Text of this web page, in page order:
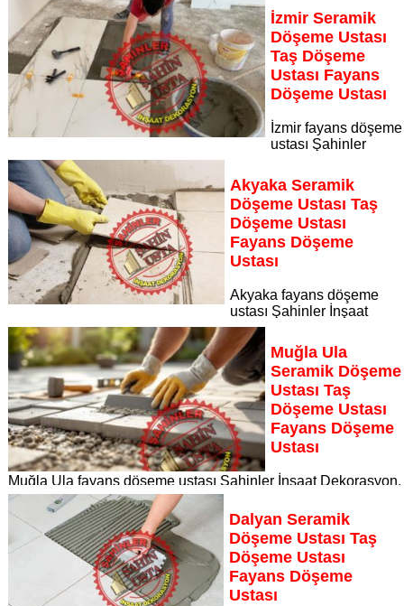
kadrosuyla Muğla bölgesine özel hizmet sunuyor Muğla
seramik döşeme ustası taş döşeme ustası fayans döşeme
ustası
Sayfaya Git
İzmir Seramik
Döşeme Ustası
Taş Döşeme
Ustası Fayans
Döşeme Ustası
İzmir fayans döşeme
ustası Şahinler
İnşaat Dekorasyon, zeminlerinizi sanat eseri gibi işleyen
uzman kadrosuyla İzmir bölgesine özel hizmet sunuyor İzmir
seramik döşeme ustası taş döşeme ustası fayans döşeme
ustası
Sayfaya Git
Akyaka Seramik
Döşeme Ustası Taş
Döşeme Ustası
Fayans Döşeme
Ustası
Akyaka fayans döşeme
ustası Şahinler İnşaat
Dekorasyon, zeminlerinizi sanat eseri gibi işleyen uzman
kadrosuyla Akyaka bölgesine özel hizmet sunuyor Akyaka
seramik döşeme ustası taş döşeme ustası fayans döşeme
ustası
Sayfaya Git
Muğla Ula
Seramik Döşeme
Ustası Taş
Döşeme Ustası
Fayans Döşeme
Ustası
Muğla Ula fayans döşeme ustası Şahinler İnşaat Dekorasyon,
zeminlerinizi sanat eseri gibi işleyen uzman kadrosuyla Muğla
Ula bölgesine özel hizmet sunuyor
Sayfaya Git
Dalyan Seramik
Döşeme Ustası Taş
Döşeme Ustası
Fayans Döşeme
Ustası